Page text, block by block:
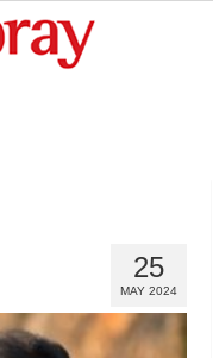
25
MAY 2024